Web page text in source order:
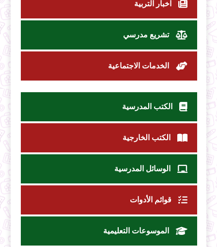
اخبار التربية
تشريع مدرسي
الخدمات الاجتماعية
الكتب المدرسية
الكتب الخارجية
الوسائل المدرسية
قوائم الأدوات
الموسوعات التعليمية